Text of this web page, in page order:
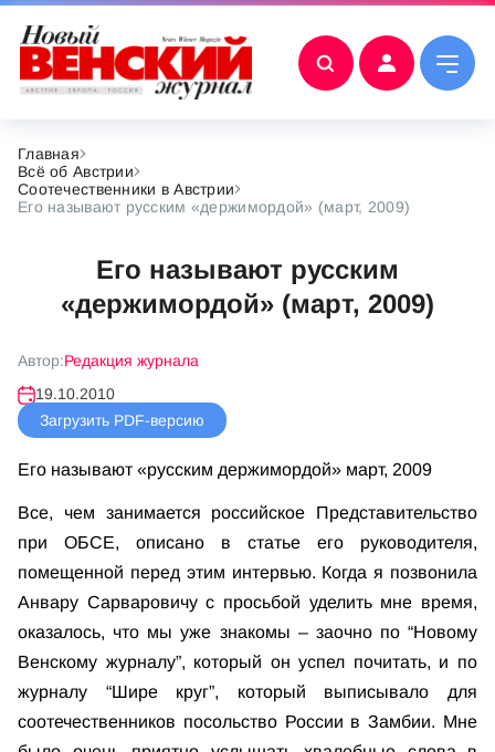
Главная
Всё об Австрии
Соотечественники в Австрии
Его называют русским «держимордой» (март, 2009)
Его называют русским
«держимордой» (март, 2009)
Автор:Редакция журнала
19.10.2010
Загрузить PDF-версию
Его называют «русским держимордой» март, 2009
Все, чем занимается российское Представительство
при ОБСЕ, описано в статье его руководителя,
помещенной перед этим интервью. Когда я позвонила
Анвару Сарваровичу с просьбой уделить мне время,
оказалось, что мы уже знакомы – заочно по “Новому
Венскому журналу”, который он успел почитать, и по
журналу “Шире круг”, который выписывало для
соотечественников посольство России в Замбии. Мне